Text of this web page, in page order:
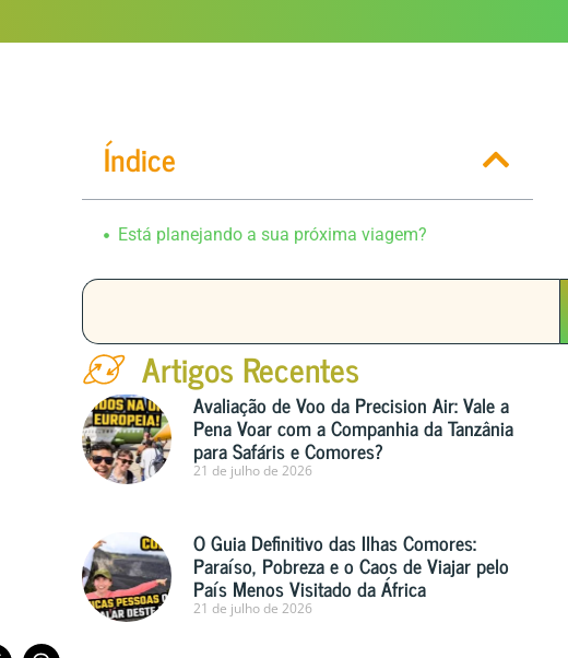
Índice
Está planejando a sua próxima viagem?
Artigos Recentes
Avaliação de Voo da Precision Air: Vale a
Pena Voar com a Companhia da Tanzânia
para Safáris e Comores?
21 de julho de 2026
O Guia Definitivo das Ilhas Comores:
Paraíso, Pobreza e o Caos de Viajar pelo
País Menos Visitado da África
21 de julho de 2026